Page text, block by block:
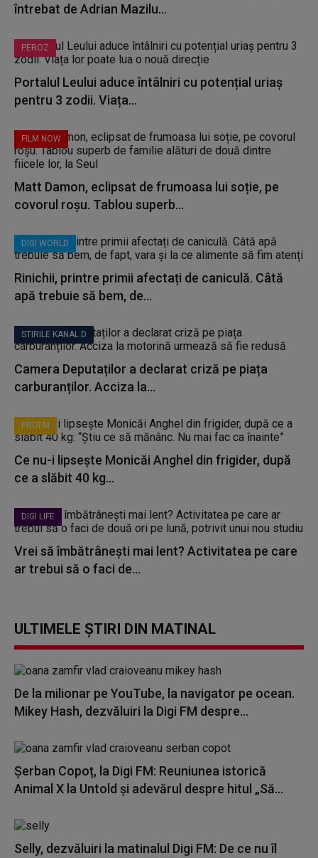
întrebat de Adrian Mazilu...
PEROZ
Portalul Leului aduce întâlniri cu potențial uriaș
pentru 3 zodii. Viața...
FILM NOW
Matt Damon, eclipsat de frumoasa lui soție, pe
covorul roșu. Tablou superb...
DIGI WORLD
Rinichii, printre primii afectați de caniculă. Câtă
apă trebuie să bem, de...
STIRILE KANAL D
Camera Deputaților a declarat criză pe piața
carburanților. Acciza la...
PROFM
Ce nu-i lipsește Monicăi Anghel din frigider, după
ce a slăbit 40 kg...
DIGI LIFE
Vrei să îmbătrânești mai lent? Activitatea pe care
ar trebui să o faci de...
ULTIMELE ȘTIRI DIN MATINAL
De la milionar pe YouTube, la navigator pe ocean.
Mikey Hash, dezvăluiri la Digi FM despre...
Șerban Copoț, la Digi FM: Reuniunea istorică
Animal X la Untold și adevărul despre hitul „Să...
Selly, dezvăluiri la matinalul Digi FM: De ce nu îl